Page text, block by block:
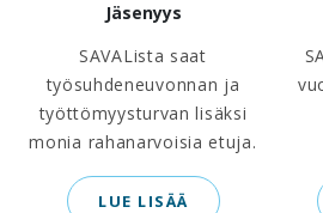
Jäsenyys
SAVALista saat
työsuhdeneuvonnan ja
työttömyysturvan lisäksi
monia rahanarvoisia etuja.
LUE LISÄÄ